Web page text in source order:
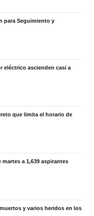
para Seguimiento y
eléctrico ascienden casi a
que limita el horario de
a 1,639 aspirantes
y varios heridos en los